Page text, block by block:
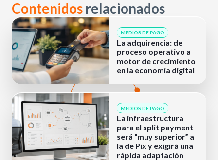
Contenidos relacionados
MEDIOS DE PAGO
La adquirencia: de
proceso operativo a
motor de crecimiento
en la economía digital
MEDIOS DE PAGO
La infraestructura
para el split payment
será “muy superior” a
la de Pix y exigirá una
rápida adaptación